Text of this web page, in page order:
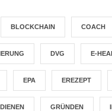
BLOCKCHAIN COACH
DVG E-
EPA EREZEPT
GRÜNDEN